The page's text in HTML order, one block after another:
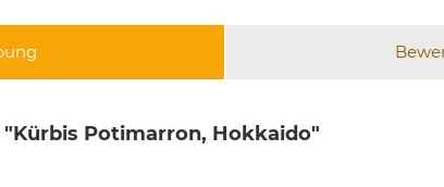
Potimarron, Hokkaido"